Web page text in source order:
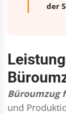
der
Büroumzug
und